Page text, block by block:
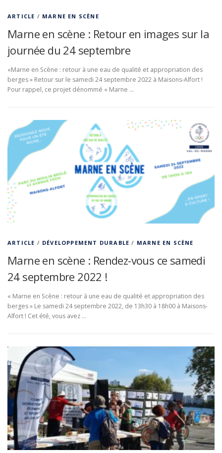
ARTICLE / MARNE EN SCÈNE
Marne en scène : Retour en images sur la
journée du 24 septembre
«Marne en Scène : retour à une eau de qualité et appropriation des
berges » Retour sur le samedi 24 septembre 2022 à Maisons-Alfort !
Pour rappel, ce projet dénommé « Marne …
ARTICLE / DÉVELOPPEMENT DURABLE / MARNE EN SCÈNE
Marne en scène : Rendez-vous ce samedi
24 septembre 2022 !
« Marne en Scène : retour à une eau de qualité et appropriation des
berges » Le samedi 24 septembre 2022, de 13h30 à 18h00 à Maisons-
Alfort ! Cet été, vous avez …